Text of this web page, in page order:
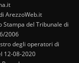
ArezzoWeb.it
del Tribunale di
2006
degli operatori di
12-08-2020